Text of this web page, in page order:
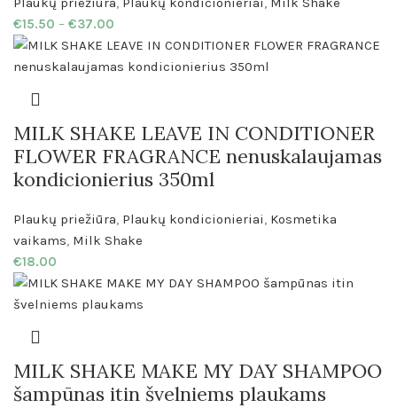
€15.50 – €37.00
MILK SHAKE LEAVE IN CONDITIONER
FLOWER FRAGRANCE nenuskalaujamas
kondicionierius 350ml
Plaukų priežiūra, Plaukų kondicionieriai, Kosmetika
vaikams, Milk Shake
€18.00
MILK SHAKE MAKE MY DAY SHAMPOO
šampūnas itin švelniems plaukams